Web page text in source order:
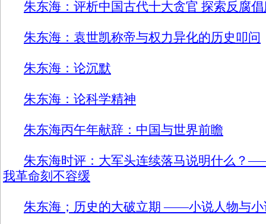
朱东海：评析中国古代十大贪官 探索反腐
朱东海：袁世凯称帝与权力异化的历史叩问
朱东海：论沉默
朱东海：论科学精神
朱东海丙午年献辞：中国与世界前瞻
朱东海时评：大军头连续落马说明什么？
我革命刻不容缓
朱东海；历史的大破立期 ——小说人物与小